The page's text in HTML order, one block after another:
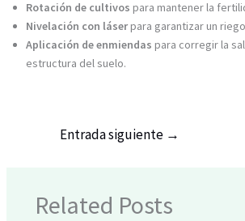
Rotación de cultivos para mantener la
Nivelación con láserpara garantizar un
Aplicación de enmiendas para corregir la
estructura del suelo.
Entrada siguiente →
Related Posts